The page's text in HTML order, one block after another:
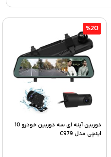
%20
دوربین آینه ای سه دوربین خودرو 10
اینچی مدل C979